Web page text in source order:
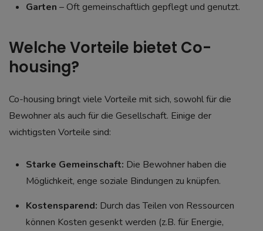
Garten – Oft gemeinschaftlich gepflegt und genutzt.
Welche Vorteile bietet Co-
housing?
Co-housing bringt viele Vorteile mit sich, sowohl für die
Bewohner als auch für die Gesellschaft. Einige der
wichtigsten Vorteile sind:
Starke Gemeinschaft: Die Bewohner haben die
Möglichkeit, enge soziale Bindungen zu knüpfen.
Kostensparend: Durch das Teilen von Ressourcen
können Kosten gesenkt werden (z.B. für Energie,